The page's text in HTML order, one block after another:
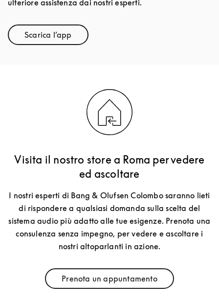
ulteriore assistenza dai nostri esperti.
Scarica l’appLink Opens in New Tab
Visita il nostro store a Roma per vedere
ed ascoltare
I nostri esperti di Bang & Olufsen Colombo saranno lieti
di rispondere a qualsiasi domanda sulla scelta del
sistema audio più adatto alle tue esigenze. Prenota una
consulenza senza impegno, per vedere e ascoltare i
nostri altoparlanti in azione.
Prenota un appuntamento
Link Opens in New Tab